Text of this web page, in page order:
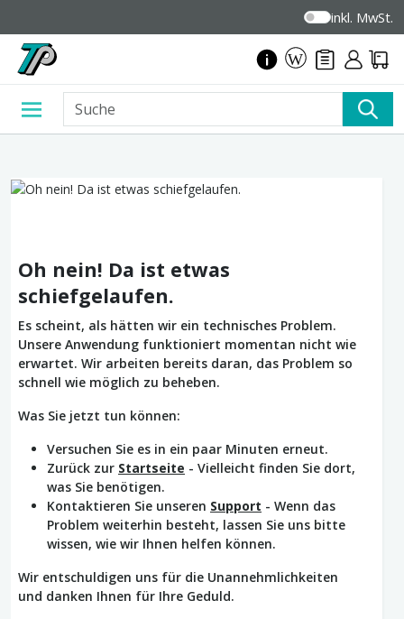
inkl. MwSt.
Oh nein! Da ist etwas
schiefgelaufen.
Es scheint, als hätten wir ein technisches Problem.
Unsere Anwendung funktioniert momentan nicht wie
erwartet. Wir arbeiten bereits daran, das Problem so
schnell wie möglich zu beheben.
Was Sie jetzt tun können:
Versuchen Sie es in ein paar Minuten erneut.
Zurück zur Startseite - Vielleicht finden Sie dort,
was Sie benötigen.
Kontaktieren Sie unseren Support - Wenn das
Problem weiterhin besteht, lassen Sie uns bitte
wissen, wie wir Ihnen helfen können.
Wir entschuldigen uns für die Unannehmlichkeiten
und danken Ihnen für Ihre Geduld.